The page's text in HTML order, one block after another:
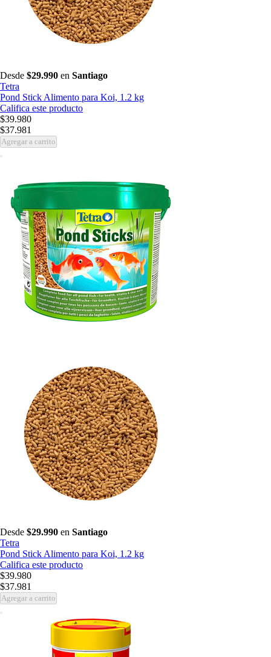
Desde $29.990 en Santiago
Tetra
Pond Stick Alimento para Koi, 1.2 kg
Califica este producto
$39.980
$37.981
Agregar a carrito
Desde $29.990 en Santiago
Tetra
Pond Stick Alimento para Koi, 1.2 kg
Califica este producto
$39.980
$37.981
Agregar a carrito